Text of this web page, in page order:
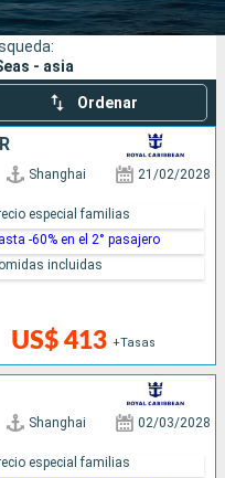
Compañías
Buscar
- asia
Ordenar
Shanghai 21/02/2028
US$ 413 +Tasas
especial familias
-60% en el 2° pasajero
incluidas
Shanghai 02/03/2028
especial familias